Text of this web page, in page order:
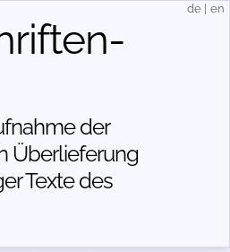
der
Über­lieferung
Texte des
de en